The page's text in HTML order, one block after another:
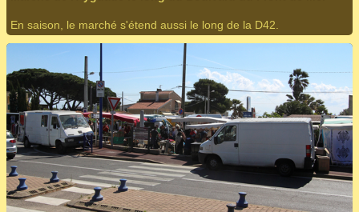
En saison, le marché s'étend aussi le long de la D42.